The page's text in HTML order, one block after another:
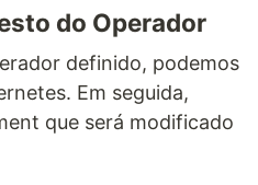
do Operador
definido, podemos
Em seguida,
que será modificado